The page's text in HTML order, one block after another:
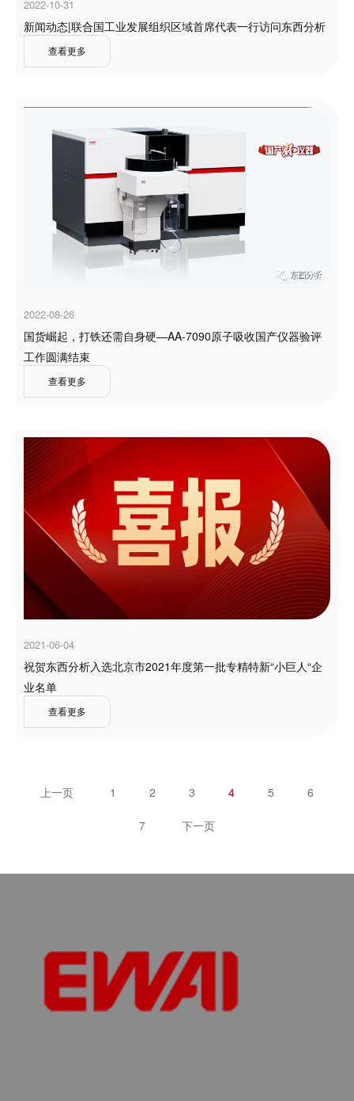
2022-10-31
新闻动态|联合国工业发展组织区域首席代表一行访问东西分析
查看更多
2022-08-26
国货崛起，打铁还需自身硬—AA-7090原子吸收国产仪器验评
工作圆满结束
查看更多
2021-06-04
祝贺东西分析入选北京市2021年度第一批专精特新“小巨人“企
业名单
查看更多
上一页 1 2 3 4 5 6
7 下一页